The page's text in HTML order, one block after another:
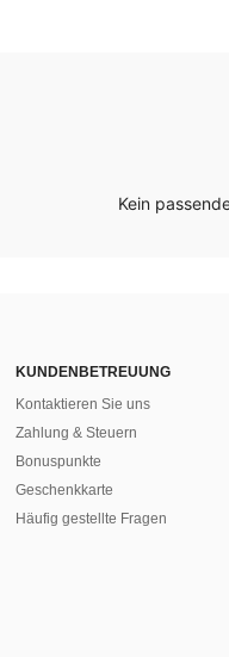
Kein
KUNDENBETREUUNG
Kontaktieren Sie uns
Zahlung & Steuern
Bonuspunkte
Geschenkkarte
Häufig gestellte Fragen